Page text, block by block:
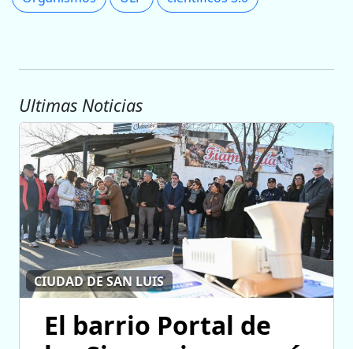
Ultimas Noticias
CIUDAD DE SAN LUIS
El barrio Portal de